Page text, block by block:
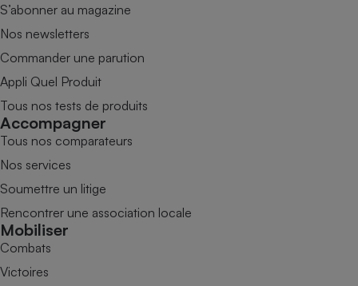
S’abonner au magazine
Nos newsletters
Commander une parution
Appli Quel Produit
Tous nos tests de produits
Accompagner
Tous nos comparateurs
Nos services
Soumettre un litige
Rencontrer une association locale
Mobiliser
Combats
Victoires